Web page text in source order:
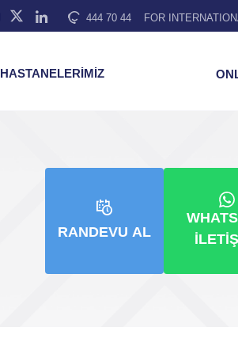
444 70 44 FOR
HASTANELERİMİZ
RANDEVU AL